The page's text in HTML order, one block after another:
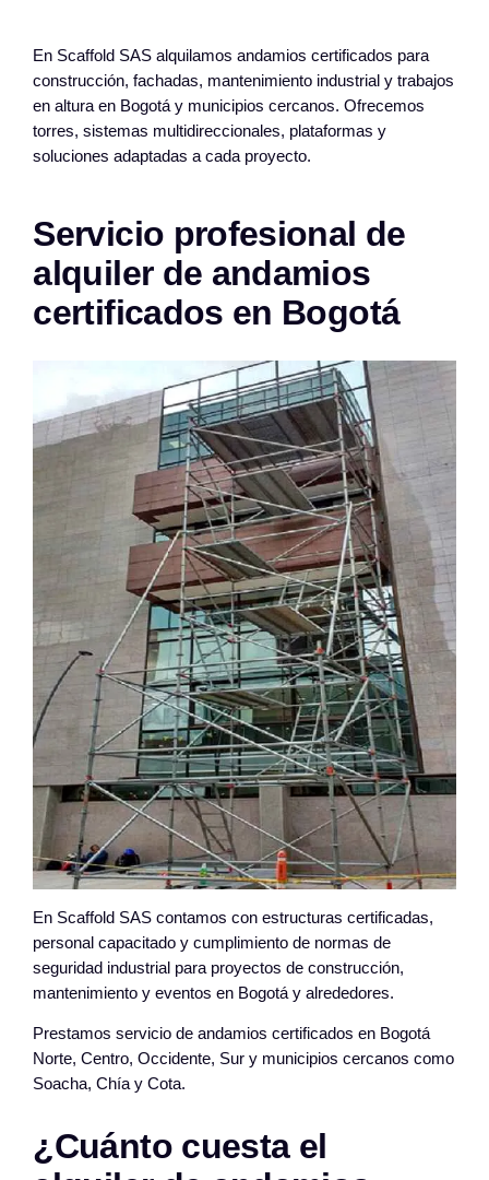
En Scaffold SAS alquilamos andamios certificados para
construcción, fachadas, mantenimiento industrial y trabajos
en altura en Bogotá y municipios cercanos. Ofrecemos
torres, sistemas multidireccionales, plataformas y
soluciones adaptadas a cada proyecto.
Servicio profesional de
alquiler de andamios
certificados en Bogotá
En Scaffold SAS contamos con estructuras certificadas,
personal capacitado y cumplimiento de normas de
seguridad industrial para proyectos de construcción,
mantenimiento y eventos en Bogotá y alrededores.
Prestamos servicio de andamios certificados en Bogotá
Norte, Centro, Occidente, Sur y municipios cercanos como
Soacha, Chía y Cota.
¿Cuánto cuesta el